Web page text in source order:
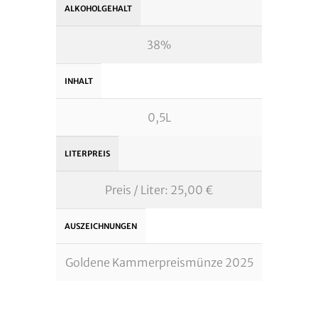
ALKOHOLGEHALT
38%
INHALT
0,5L
LITERPREIS
Preis / Liter: 25,00 €
AUSZEICHNUNGEN
Goldene Kammerpreismünze 2025